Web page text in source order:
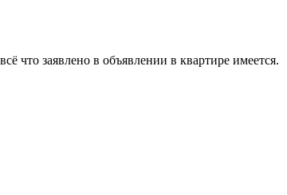
что заявлено в объявлении в квартире имеется.